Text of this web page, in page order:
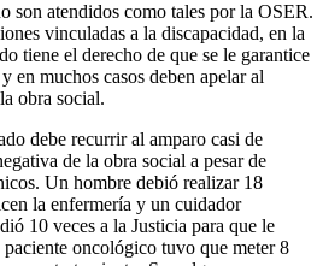
son atendidos como tales por la OSER.
vinculadas a la discapacidad, en la
tiene el derecho de que se le garantice
en muchos casos deben apelar al
obra social.
debe recurrir al amparo casi de
de la obra social a pesar de
Un hombre debió realizar 18
la enfermería y un cuidador
10 veces a la Justicia para que le
oncológico tuvo que meter 8